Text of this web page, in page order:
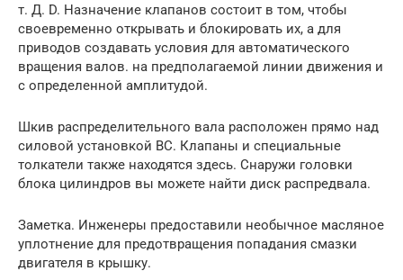
т. Д. D. Назначение клапанов состоит в том, чтобы
своевременно открывать и блокировать их, а для
приводов создавать условия для автоматического
вращения валов. на предполагаемой линии движения и
с определенной амплитудой.
Шкив распределительного вала расположен прямо над
силовой установкой BC. Клапаны и специальные
толкатели также находятся здесь. Снаружи головки
блока цилиндров вы можете найти диск распредвала.
Заметка. Инженеры предоставили необычное масляное
уплотнение для предотвращения попадания смазки
двигателя в крышку.